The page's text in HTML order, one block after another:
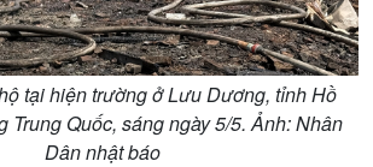
lận
Biển đảo Việt Nam
Tâm tình biên giới và hải
đảo
Tìm hiểu biển, đảo Việt
Nam
tại hiện trường ở Lưu Dương, tỉnh Hồ
Trung Quốc, sáng ngày 5/5. Ảnh: Nhân
Dân nhật báo